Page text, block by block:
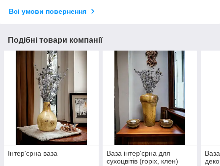
Всі умови повернення
Подібні товари компанії
Інтер'єрна ваза
Ваза інтер'єрна для
сухоцвітів (горіх, клен)